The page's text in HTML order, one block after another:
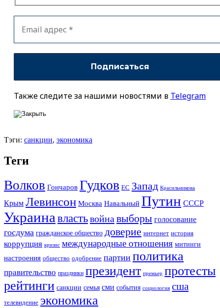
Также следите за нашими новостями в Telegram
Тэги: санкции, экономика
Теги
Волков Гончаров Гудков ЕС Запад Красильникова
Крым Левинсон Москва Навальный Путин СССР
Украина властьвойна выборы голосование
госдума гражданское общество доверие интернет история
коррупция кризис международные отношения митинги
настроения общество одобрение партии политика
правительство праздники президент премьер протесты
рейтинги санкции семья сми события социология сша
телевидение экономика